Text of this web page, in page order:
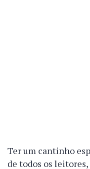
Ter um cantinho
de todos os